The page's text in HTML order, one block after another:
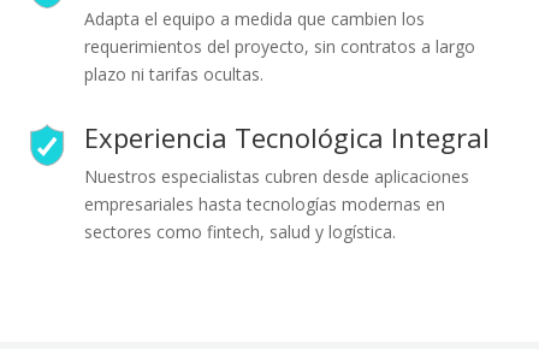
Adapta el equipo a medida que cambien los
requerimientos del proyecto, sin contratos a largo
plazo ni tarifas ocultas.
Experiencia Tecnológica Integral
Nuestros especialistas cubren desde aplicaciones
empresariales hasta tecnologías modernas en
sectores como fintech, salud y logística.